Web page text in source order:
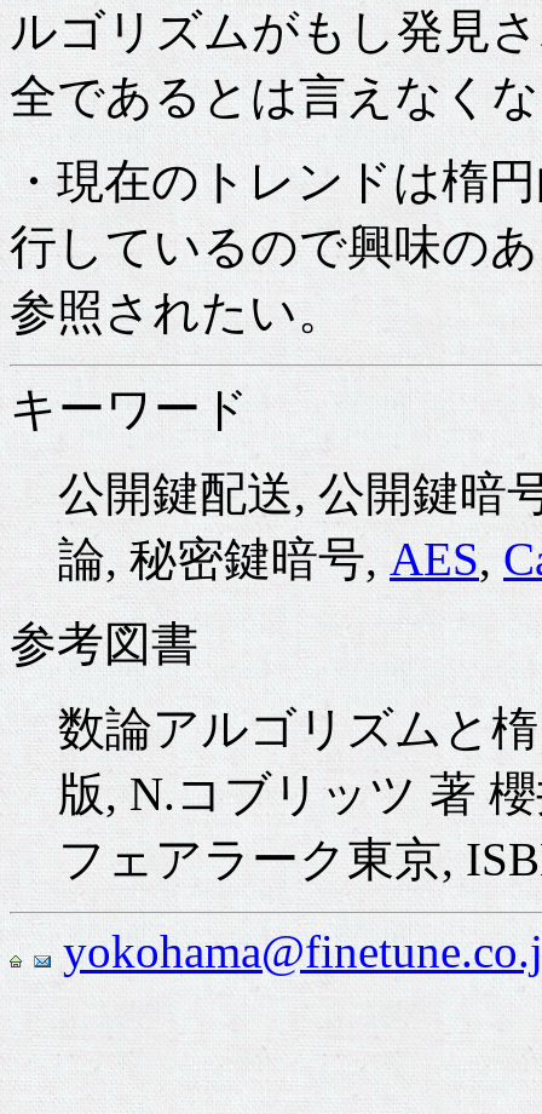
ルゴリズムがもし発見
全であるとは言えなく
・現在のトレンドは楕
行しているので興味の
参照されたい。
キーワード
公開鍵配送, 公開鍵暗
論, 秘密鍵暗号, AES,
参考図書
数論アルゴリズムと
版, N.コブリッツ 著
フェアラーク東京,